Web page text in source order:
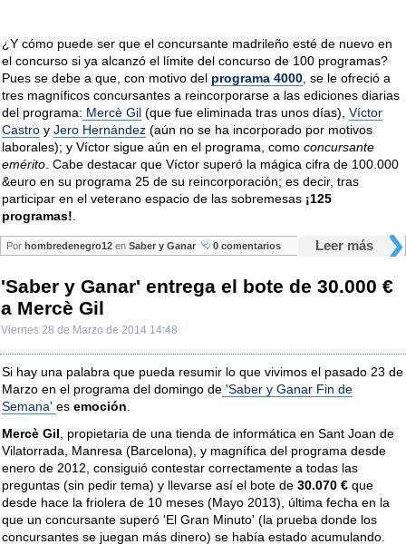
¿Y cómo puede ser que el concursante madrileño esté de nuevo en
el concurso si ya alcanzó el límite del concurso de 100 programas?
Pues se debe a que, con motivo del programa 4000, se le ofreció a
tres magníficos concursantes a reincorporarse a las ediciones diarias
del programa: Mercè Gil (que fue eliminada tras unos días), Víctor
Castro y Jero Hernández (aún no se ha incorporado por motivos
laborales); y Víctor sigue aún en el programa, como concursante
emérito. Cabe destacar que Víctor superó la mágica cifra de 100.000
&euro en su programa 25 de su reincorporación; es decir, tras
participar en el veterano espacio de las sobremesas ¡125
programas!.
Leer más
Por hombredenegro12 en Saber y Ganar 0 comentarios
'Saber y Ganar' entrega el bote de 30.000 €
a Mercè Gil
Viernes 28 de Marzo de 2014 14:48
Si hay una palabra que pueda resumir lo que vivimos el pasado 23 de
Marzo en el programa del domingo de 'Saber y Ganar Fin de
Semana' es emoción.
Mercè Gil, propietaria de una tienda de informática en Sant Joan de
Vilatorrada, Manresa (Barcelona), y magnífica del programa desde
enero de 2012, consiguió contestar correctamente a todas las
preguntas (sin pedir tema) y llevarse así el bote de 30.070 € que
desde hace la friolera de 10 meses (Mayo 2013), última fecha en la
que un concursante superó 'El Gran Minuto' (la prueba donde los
concursantes se juegan más dinero) se había estado acumulando.